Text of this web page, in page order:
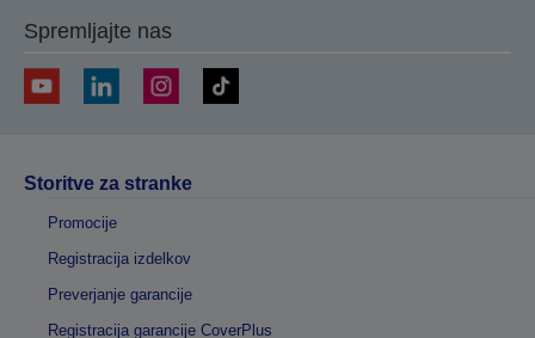
Spremljajte nas
Storitve za stranke
Promocije
Registracija izdelkov
Preverjanje garancije
Registracija garancije CoverPlus